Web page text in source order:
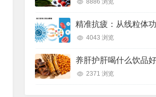
8886 浏览
4043 浏览
2371 浏览